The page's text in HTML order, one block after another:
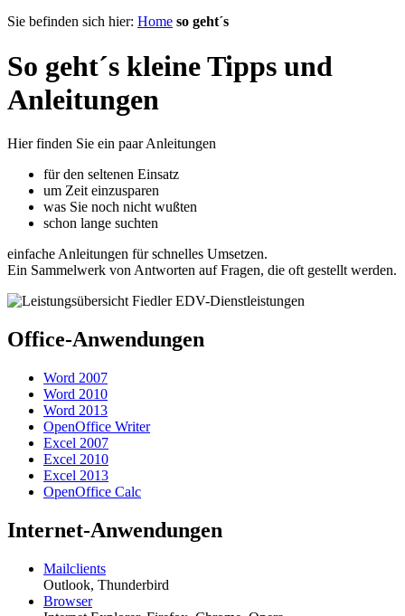
Sie befinden sich hier: Home so geht´s
So geht´s kleine Tipps und
Anleitungen
Hier finden Sie ein paar Anleitungen
für den seltenen Einsatz
um Zeit einzusparen
was Sie noch nicht wußten
schon lange suchten
einfache Anleitungen für schnelles Umsetzen.
Ein Sammelwerk von Antworten auf Fragen, die oft gestellt werden.
Office-Anwendungen
Word 2007
Word 2010
Word 2013
OpenOffice Writer
Excel 2007
Excel 2010
Excel 2013
OpenOffice Calc
Internet-Anwendungen
Mailclients
Outlook, Thunderbird
Browser